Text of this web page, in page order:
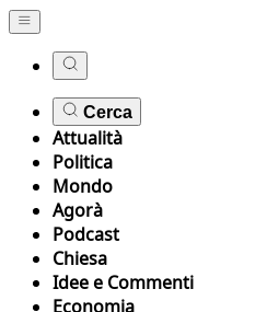
Cerca
Attualità
Politica
Mondo
Agorà
Podcast
Chiesa
Idee e Commenti
Economia